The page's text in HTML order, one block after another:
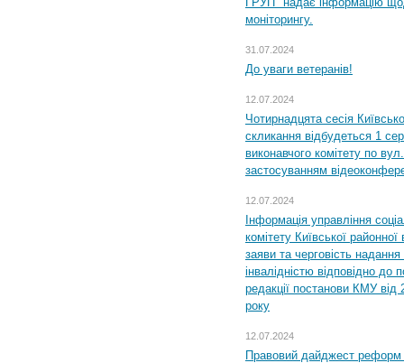
моніторингу.
31.07.2024
До уваги ветеранів!
12.07.2024
Чотирнадцята сесія
скликання відбудеться 1
виконавчого комітету по
застосуванням
12.07.2024
Інформація управління
комітету Київської
заяви та черговість надання
інвалідністю відповідно
редакції постанови КМУ
року
12.07.2024
Правовий дайджест реформ